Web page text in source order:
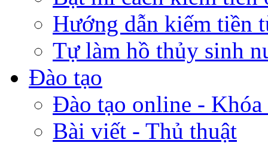
Hướng dẫn kiếm tiền
Tự làm hồ thủy sinh
Đào tạo
Đào tạo online -
Bài viết - Thủ thuật